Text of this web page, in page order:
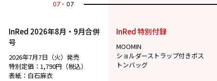
07 07
InRed 2026年8月・9月合併
号
2026年7月7日（火）発売
特別定価：1,790円（税込）
表紙：白石麻衣
InRed 特別付録
MOOMIN
ショルダーストラップ付きボス
トンバッグ